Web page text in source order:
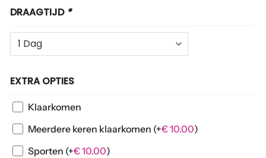
DRAAGTIJD *
EXTRA OPTIES
Klaarkomen
Meerdere keren klaarkomen (+€10.00)
Sporten (+€10.00)